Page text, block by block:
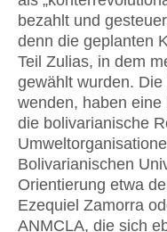
bezahlt und
denn die geplanten
Teil Zulias, in dem
gewählt wurden.
wenden, haben
die bolivarianische
Bolivarianischen
Orientierung etwa
Ezequiel Zamorra
ANMCLA, die sich